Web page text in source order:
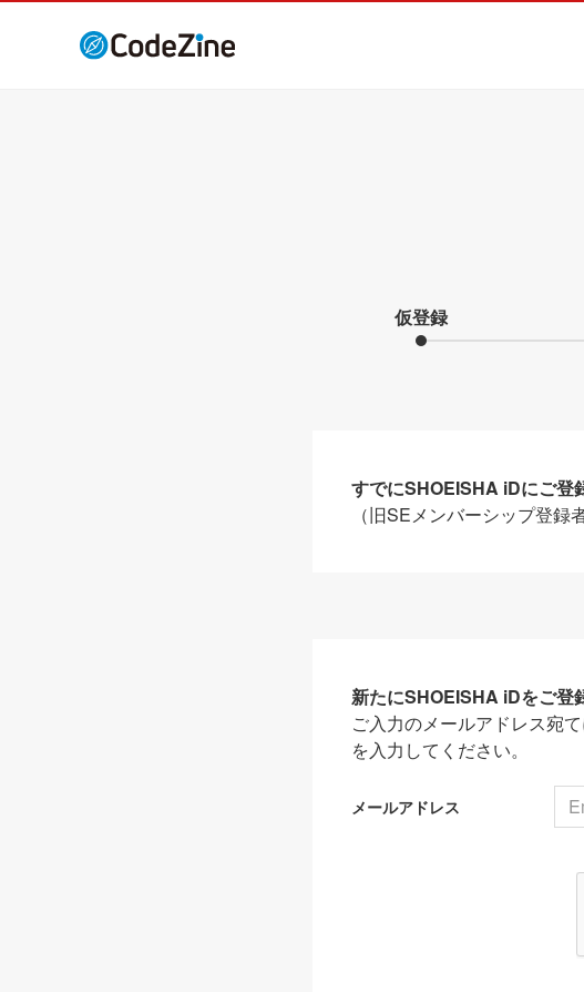
仮登録
すでにSHOEISHA iDにご登
（旧SEメンバーシップ登録
新たにSHOEISHA iDをご登
ご入力のメールアドレス宛
を入力してください。
メールアドレス